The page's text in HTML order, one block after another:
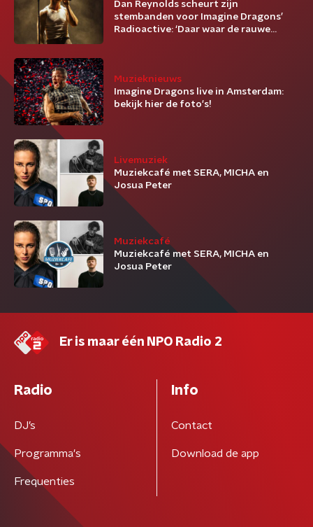
Dan Reynolds scheurt zijn
stembanden voor Imagine Dragons’
Radioactive: ‘Daar waar de rauwe
Muzieknieuws
Imagine Dragons live in Amsterdam:
bekijk hier de foto's!
Livemuziek
Muziekcafé met SERA, MICHA en
Josua Peter
Muziekcafé
Muziekcafé met SERA, MICHA en
Josua Peter
Er is maar één NPO Radio 2
Radio
DJ’s
Programma's
Frequenties
Info
Contact
Download de app